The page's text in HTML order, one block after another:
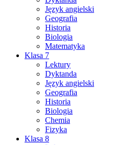
Język angielski
Geografia
Historia
Biologia
Matematyka
Klasa 7
Lektury
Dyktanda
Język angielski
Geografia
Historia
Biologia
Chemia
Fizyka
Klasa 8